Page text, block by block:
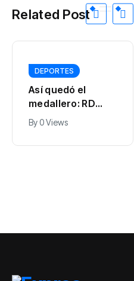
Related Post
DEPORTES
Así quedó el
medallero: RD
escala al cuarto
lugar tras jornada
histórica de 15
By0 Views